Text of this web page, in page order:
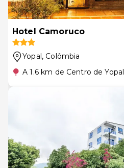
Hotel Camoruco
Yopal, Colômbia
A 1.6 km de Centro de Yopal